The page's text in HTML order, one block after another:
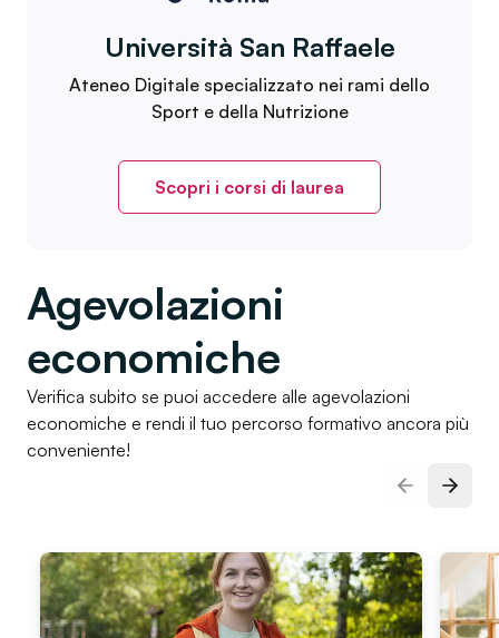
Università San Raffaele
Ateneo Digitale specializzato nei rami dello
Sport e della Nutrizione
Scopri i corsi di laurea
Agevolazioni
economiche
Verifica subito se puoi accedere alle agevolazioni
economiche e rendi il tuo percorso formativo ancora più
conveniente!
Slide